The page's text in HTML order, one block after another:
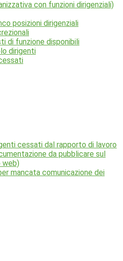
con funzioni dirigenziali)
posizioni dirigenziali
di funzione disponibili
dirigenti
cessati dal rapporto di lavoro
da pubblicare sul
web)
mancata comunicazione dei